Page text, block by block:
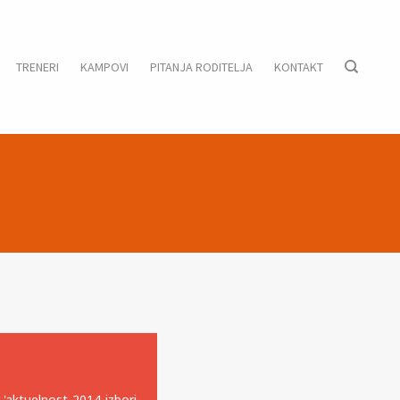
TRENERI KAMPOVI PITANJA RODITELJA KONTAKT